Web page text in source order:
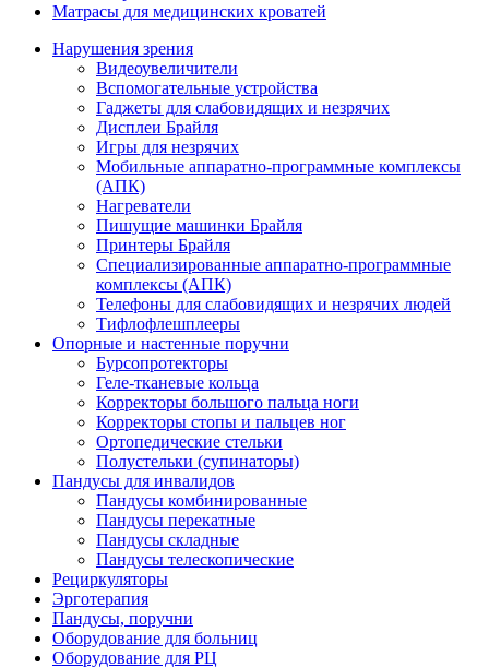
Матрасы для медицинских кроватей
Нарушения зрения
Видеоувеличители
Вспомогательные устройства
Гаджеты для слабовидящих и незрячих
Дисплеи Брайля
Игры для незрячих
Мобильные аппаратно-программные комплексы
(АПК)
Нагреватели
Пишущие машинки Брайля
Принтеры Брайля
Специализированные аппаратно-программные
комплексы (АПК)
Телефоны для слабовидящих и незрячих людей
Тифлофлешплееры
Опорные и настенные поручни
Бурсопротекторы
Геле-тканевые кольца
Корректоры большого пальца ноги
Корректоры стопы и пальцев ног
Ортопедические стельки
Полустельки (супинаторы)
Пандусы для инвалидов
Пандусы комбинированные
Пандусы перекатные
Пандусы складные
Пандусы телескопические
Рециркуляторы
Эрготерапия
Пандусы, поручни
Оборудование для больниц
Оборудование для РЦ